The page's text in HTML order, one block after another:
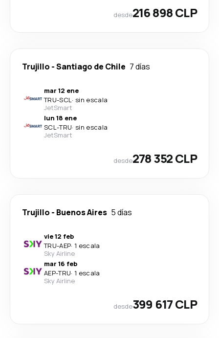
desde216 898 CLP
Trujillo -Santiago de Chile 7 días
mar 12 ene
TRU-SCL· sin escala
JetSmart
lun 18 ene
SCL-TRU· sin escala
JetSmart
desde278 352 CLP
Trujillo - Buenos Aires 5 días
vie 12 feb
TRU-AEP· 1 escala
Sky Airline
mar 16 feb
AEP-TRU· 1 escala
Sky Airline
desde399 617 CLP